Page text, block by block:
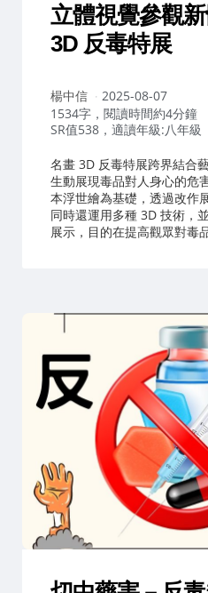
立體視覺參觀
3D 反毒特展
作
者：
楊中信
2025-08-07
1534字，閱讀時間約4分鐘
SR值538，適讀年級:八年級
名畫 3D 反毒特展跨界結合
生動展現毒品對人身心的危
本浮世繪為基礎，透過改作
同時還運用多種 3D 技術，
展示，目的在提高觀眾對毒